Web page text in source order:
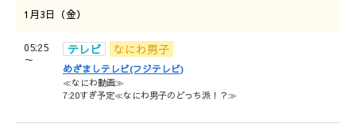
1月3日（金）
05:25
～
テレビ なにわ男子
めざましテレビ(フジテレビ)
≪なにわ動画≫
7:20すぎ予定≪なにわ男子のどっち派！？≫